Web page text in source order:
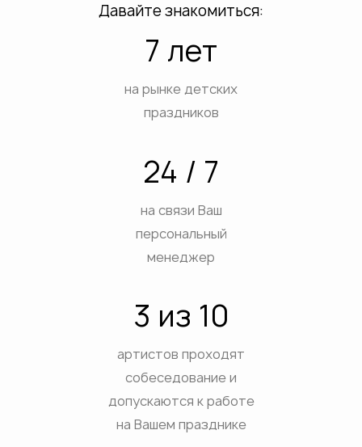
Давайте знакомиться:
7 лет
на рынке детских
праздников
24 / 7
на связи Ваш
персональный
менеджер
3 из 10
артистов проходят
собеседование и
допускаются к работе
на Вашем празднике